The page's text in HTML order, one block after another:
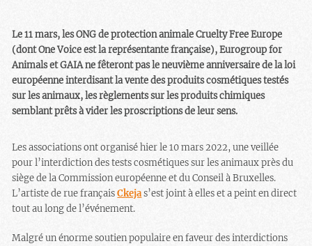
Le 11 mars, les ONG de protection animale Cruelty Free Europe
(dont One Voice est la représentante française), Eurogroup for
Animals et GAIA ne fêteront pas le neuvième anniversaire de la loi
européenne interdisant la vente des produits cosmétiques testés
sur les animaux, les règlements sur les produits chimiques
semblant prêts à vider les proscriptions de leur sens.
Les associations ont organisé hier le 10 mars 2022, une veillée
pour l’interdiction des tests cosmétiques sur les animaux près du
siège de la Commission européenne et du Conseil à Bruxelles.
L’artiste de rue françaisCkejas’est joint à elles et a peint en direct
tout au long de l’événement.
Malgré un énorme soutien populaire en faveur des interdictions